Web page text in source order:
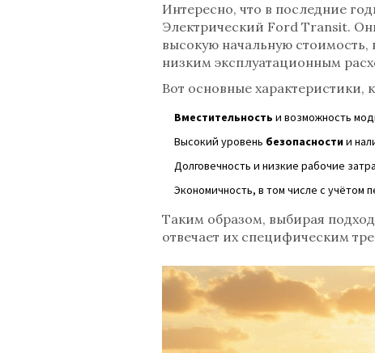
Интересно, что в последние
Электрический Ford Transit.
высокую начальную стоимость,
низким эксплуатационным
Вот основные
Вместительность и возможность
Высокий уровень безопасностии
Долговечность и низкие рабочие
Экономичность, в том числе с учётом
Таким образом, выбирая
отвечает их специфическим